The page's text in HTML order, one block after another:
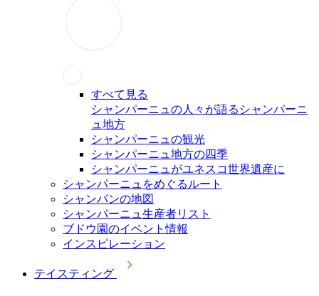
すべて見る
シャンパーニュの人々が語るシャンパーニ
ュ地方
シャンパーニュの観光
シャンパーニュ地方の四季
シャンパーニュがユネスコ世界遺産に
シャンパーニュをめぐるルート
シャンパンの地図
シャンパーニュ生産者リスト
ブドウ園のイベント情報
インスピレーション
テイスティング